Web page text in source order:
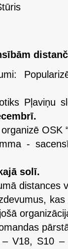
Pļaviņu
OSK
-
solī.
distances
– V18, S10